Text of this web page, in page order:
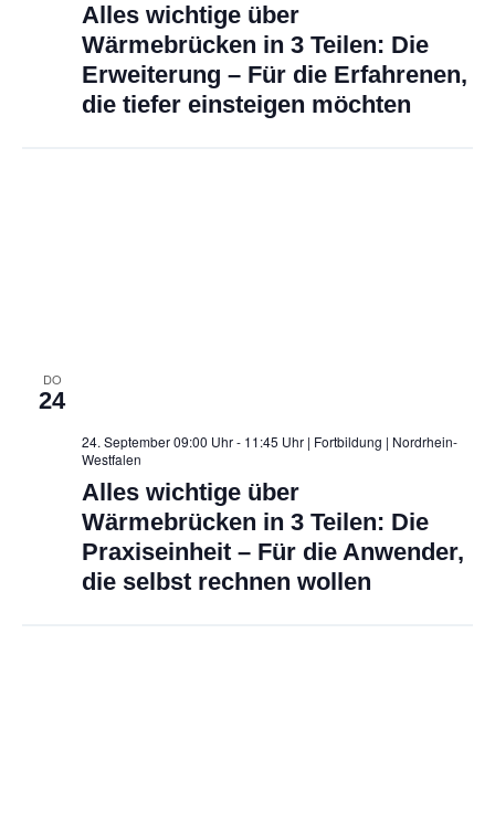
Alles wichtige über
Wärmebrücken in 3 Teilen: Die
Erweiterung – Für die Erfahrenen,
die tiefer einsteigen möchten
DO
24
24. September 09:00 Uhr - 11:45 Uhr | Fortbildung | Nordrhein-
Westfalen
Alles wichtige über
Wärmebrücken in 3 Teilen: Die
Praxiseinheit – Für die Anwender,
die selbst rechnen wollen